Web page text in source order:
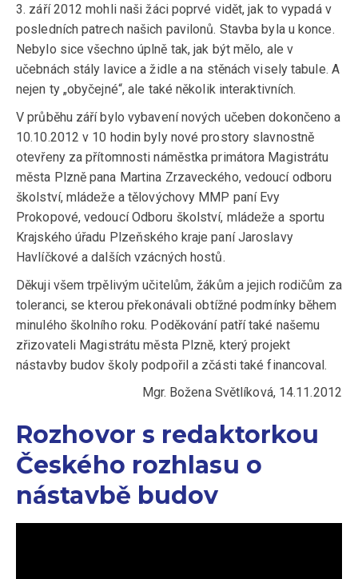
3. září 2012 mohli naši žáci poprvé vidět, jak to vypadá v
posledních patrech našich pavilonů. Stavba byla u konce.
Nebylo sice všechno úplně tak, jak být mělo, ale v
učebnách stály lavice a židle a na stěnách visely tabule. A
nejen ty „obyčejné“, ale také několik interaktivních.
V průběhu září bylo vybavení nových učeben dokončeno a
10.10.2012 v 10 hodin byly nové prostory slavnostně
otevřeny za přítomnosti náměstka primátora Magistrátu
města Plzně pana Martina Zrzaveckého, vedoucí odboru
školství, mládeže a tělovýchovy MMP paní Evy
Prokopové, vedoucí Odboru školství, mládeže a sportu
Krajského úřadu Plzeňského kraje paní Jaroslavy
Havlíčkové a dalších vzácných hostů.
Děkuji všem trpělivým učitelům, žákům a jejich rodičům za
toleranci, se kterou překonávali obtížné podmínky během
minulého školního roku. Poděkování patří také našemu
zřizovateli Magistrátu města Plzně, který projekt
nástavby budov školy podpořil a zčásti také financoval.
Mgr. Božena Světlíková, 14.11.2012
Rozhovor s redaktorkou
Českého rozhlasu o
nástavbě budov